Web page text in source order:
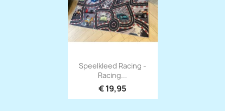
Snel bekijken
Speelkleed Racing -
Racing...
€ 19,95